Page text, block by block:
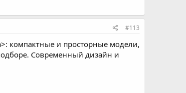
#113
компактные и просторные модели,
Современный дизайн и